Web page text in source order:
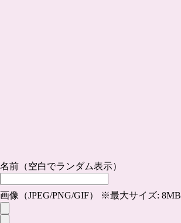
名前（空白でランダム表示）
画像（JPEG/PNG/GIF） ※最大サイズ: 8MB